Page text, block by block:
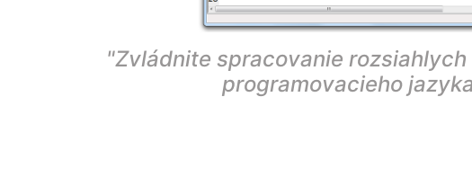
"Zvládnite spracovanie
programovacieho